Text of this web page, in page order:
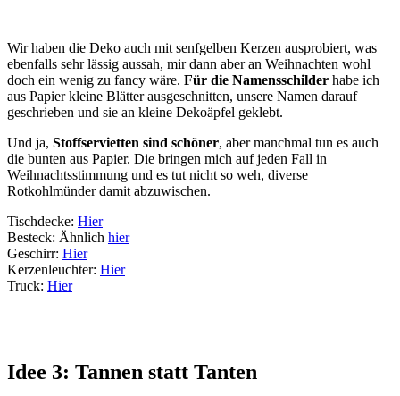
Wir haben die Deko auch mit senfgelben Kerzen ausprobiert, was
ebenfalls sehr lässig aussah, mir dann aber an Weihnachten wohl
doch ein wenig zu fancy wäre. Für die Namensschilder habe ich
aus Papier kleine Blätter ausgeschnitten, unsere Namen darauf
geschrieben und sie an kleine Dekoäpfel geklebt.
Und ja, Stoffservietten sind schöner, aber manchmal tun es auch
die bunten aus Papier. Die bringen mich auf jeden Fall in
Weihnachtsstimmung und es tut nicht so weh, diverse
Rotkohlmünder damit abzuwischen.
Tischdecke: Hier
Besteck: Ähnlich hier
Geschirr: Hier
Kerzenleuchter: Hier
Truck: Hier
Idee 3: Tannen statt Tanten